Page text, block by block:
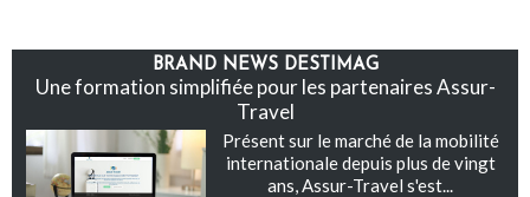
BRAND NEWS DESTIMAG
Une formation simplifiée pour les partenaires Assur-
Travel
Présent sur le marché de la mobilité
internationale depuis plus de vingt
ans, Assur-Travel s'est...